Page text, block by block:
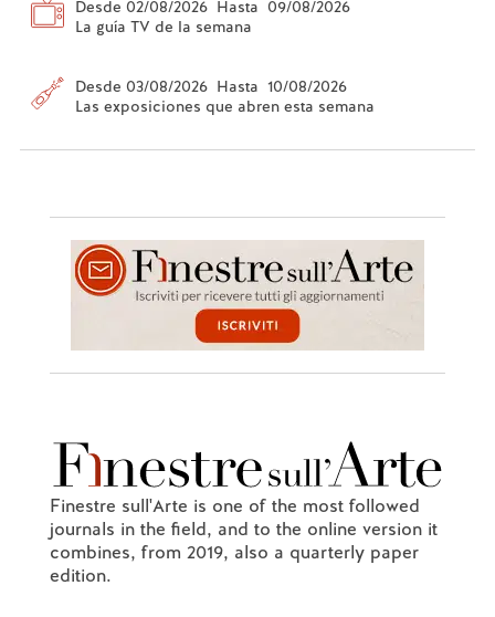
Desde 02/08/2026 Hasta 09/08/2026
La guía TV de la semana
Desde 03/08/2026 Hasta 10/08/2026
Las exposiciones que abren esta semana
Finestre sull'Arte is one of the most followed
journals in the field, and to the online version it
combines, from 2019, also a quarterly paper
edition.